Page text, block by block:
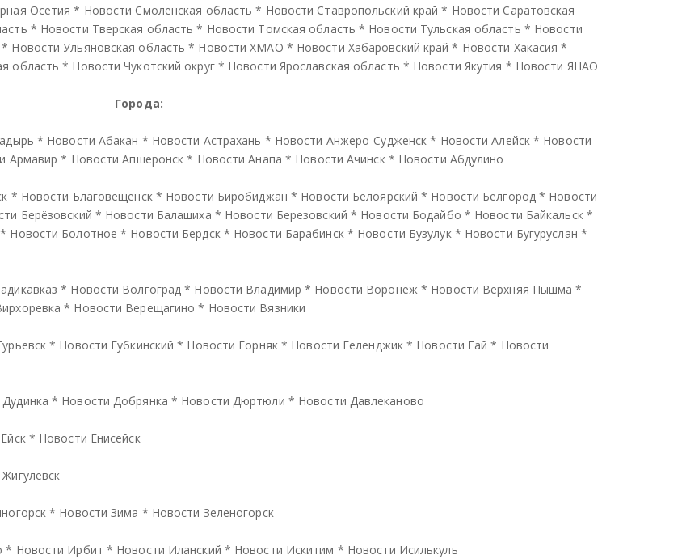
Осетия * Новости Смоленская область * Новости Ставропольский край * Новости Саратовская
* Новости Тверская область * Новости Томская область * Новости Тульская область * Новости
* Новости Ульяновская область * Новости ХМАО * Новости Хабаровский край * Новости Хакасия *
область * Новости Чукотский округ* Новости Ярославская область * Новости Якутия * Новости ЯНАО
Города:
* Новости Абакан * Новости Астрахань * Новости Анжеро-Судженск * Новости Алейск* Новости
Армавир * Новости Апшеронск * Новости Анапа * Новости Ачинск* Новости Абдулино
* Новости Благовещенск* Новости Биробиджан * Новости Белоярский * Новости Белгород* Новости
Берёзовский * Новости Балашиха * Новости Березовский * Новости Бодайбо * Новости Байкальск*
* Новости Болотное * Новости Бердск* Новости Барабинск* Новости Бузулук* Новости Бугуруслан *
* Новости Волгоград * Новости Владимир * Новости Воронеж* Новости Верхняя Пышма *
* Новости Верещагино * Новости Вязники
* Новости Губкинский * Новости Горняк* Новости Геленджик* Новости Гай * Новости
* Новости Добрянка * Новости Дюртюли * Новости Давлеканово
* Новости Енисейск
* Новости Зима * Новости Зеленогорск
* Новости Ирбит * Новости Иланский * Новости Искитим * Новости Исилькуль